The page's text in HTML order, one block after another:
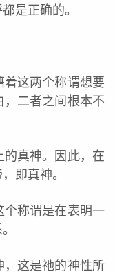
是正确的。
这两个称谓想要
二者之间根本不
真神。因此，在
即真神。
称谓是在表明一
这是祂的神性所